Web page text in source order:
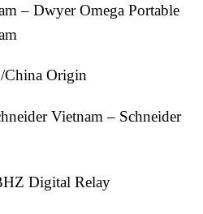
– Dwyer Omega Portable
China Origin
Vietnam – Schneider
Digital Relay